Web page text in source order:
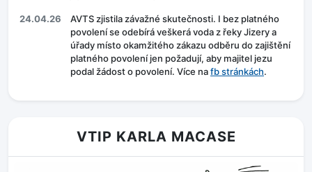
24.04.26
AVTS zjistila závažné skutečnosti. I bez platného
povolení se odebírá veškerá voda z řeky Jizery a
úřady místo okamžitého zákazu odběru do zajištění
platného povolení jen požadují, aby majitel jezu
podal žádost o povolení. Více nafb stránkách.
VTIP KARLA MACASE